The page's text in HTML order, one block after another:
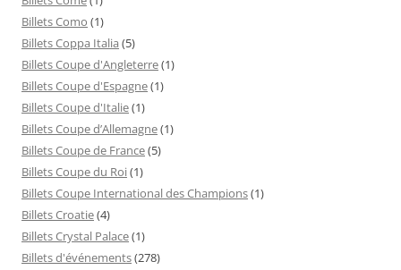
Billets Como (1)
Billets Coppa Italia (5)
Billets Coupe d'Angleterre(1)
Billets Coupe d'Espagne(1)
Billets Coupe d'Italie(1)
Billets Coupe d’Allemagne(1)
Billets Coupe de France(5)
Billets Coupe du Roi(1)
Billets Coupe International des Champions(1)
Billets Croatie(4)
Billets Crystal Palace(1)
Billets d'événements(278)